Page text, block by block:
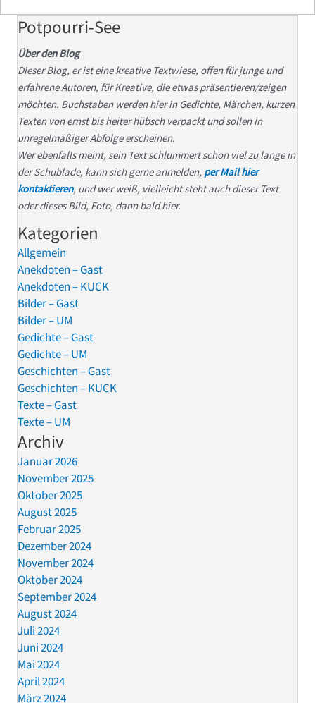
Potpourri-See
Über den Blog
Dieser Blog, er ist eine kreative Textwiese, offen für junge und
erfahrene Autoren, für Kreative, die etwas präsentieren/zeigen
möchten. Buchstaben werden hier in Gedichte, Märchen, kurzen
Texten von ernst bis heiter hübsch verpackt und sollen in
unregelmäßiger Abfolge erscheinen.
Wer ebenfalls meint, sein Text schlummert schon viel zu lange in
der Schublade, kann sich gerne anmelden, per Mail hier
kontaktieren, und wer weiß, vielleicht steht auch dieser Text
oder dieses Bild, Foto, dann bald hier.
Kategorien
Allgemein
Anekdoten – Gast
Anekdoten – KUCK
Bilder – Gast
Bilder – UM
Gedichte – Gast
Gedichte – UM
Geschichten – Gast
Geschichten – KUCK
Texte – Gast
Texte – UM
Archiv
Januar 2026
November 2025
Oktober 2025
August 2025
Februar 2025
Dezember 2024
November 2024
Oktober 2024
September 2024
August 2024
Juli 2024
Juni 2024
Mai 2024
April 2024
März 2024